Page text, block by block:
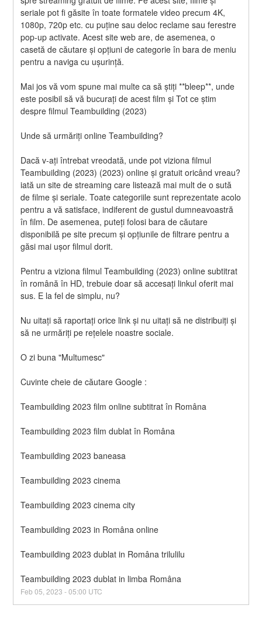
seriale pot fi găsite în toate formatele video precum 4K,
1080p, 720p etc. cu puține sau deloc reclame sau ferestre
pop-up activate. Acest site web are, de asemenea, o
casetă de căutare și opțiuni de categorie în bara de meniu
pentru a naviga cu ușurință.
Mai jos vă vom spune mai multe ca să știți **bleep**, unde
este posibil să vă bucurați de acest film și Tot ce știm
despre filmul Teambuilding (2023)
Unde să urmăriți online Teambuilding?
Dacă v-ați întrebat vreodată, unde pot viziona filmul
Teambuilding (2023) (2023) online și gratuit oricând vreau?
iată un site de streaming care listează mai mult de o sută
de filme și seriale. Toate categoriile sunt reprezentate acolo
pentru a vă satisface, indiferent de gustul dumneavoastră
în film. De asemenea, puteți folosi bara de căutare
disponibilă pe site precum și opțiunile de filtrare pentru a
găsi mai ușor filmul dorit.
Pentru a viziona filmul Teambuilding (2023) online subtitrat
în română în HD, trebuie doar să accesați linkul oferit mai
sus. E la fel de simplu, nu?
Nu uitați să raportați orice link și nu uitați să ne distribuiți și
să ne urmăriți pe rețelele noastre sociale.
O zi buna "Multumesc"
Cuvinte cheie de căutare Google :
Teambuilding 2023 film online subtitrat în Româna
Teambuilding 2023 film dublat în Româna
Teambuilding 2023 baneasa
Teambuilding 2023 cinema
Teambuilding 2023 cinema city
Teambuilding 2023 in Româna online
Teambuilding 2023 dublat in Româna trilulilu
Teambuilding 2023 dublat in limba Româna
Feb05 ,2023 -05:00 UTC